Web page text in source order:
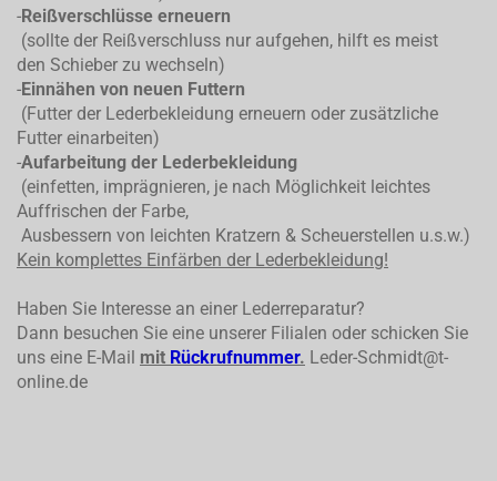
-Reißverschlüsse erneuern
(sollte der Reißverschluss nur aufgehen, hilft es meist
den Schieber zu wechseln)
-Einnähen von neuen Futtern
(Futter der Lederbekleidung erneuern oder zusätzliche
Futter einarbeiten)
-Aufarbeitung der Lederbekleidung
(einfetten, imprägnieren, je nach Möglichkeit leichtes
Auffrischen der Farbe,
Ausbessern von leichten Kratzern & Scheuerstellen u.s.w.)
Kein komplettes Einfärben der Lederbekleidung!
Haben Sie Interesse an einer Lederreparatur?
Dann besuchen Sie eine unserer Filialen oder schicken Sie
uns eine E-Mail mit Rückrufnummer. Leder-Schmidt@t-
online.de